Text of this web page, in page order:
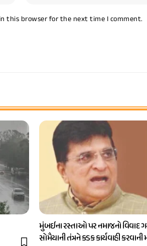
this browser for the next time I comment.
મુંબઈના રસ્તાઓ પર નમાજનો વિવાદ
સોમૈયાની તંત્રને કડક કાર્યવાહી કરવાની